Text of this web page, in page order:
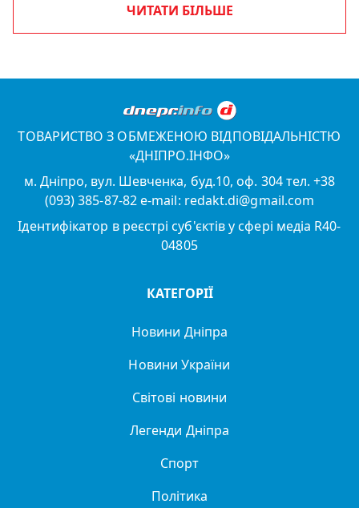
ЧИТАТИ БІЛЬШЕ
ТОВАРИСТВО З ОБМЕЖЕНОЮ ВІДПОВІДАЛЬНІСТЮ
«ДНІПРО.ІНФО»
м. Дніпро, вул. Шевченка, буд.10, оф. 304 тел. +38
(093) 385-87-82 e-mail: redakt.di@gmail.com
Ідентифікатор в реєстрі суб'єктів у сфері медіа R40-
04805
КАТЕГОРІЇ
Новини Дніпра
Новини України
Світові новини
Легенди Дніпра
Спорт
Політика